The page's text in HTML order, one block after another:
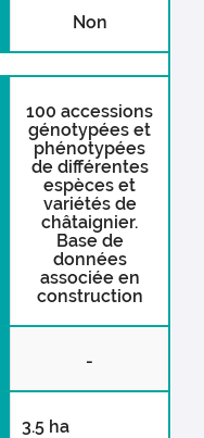
Non
100 accessions
génotypées et
phénotypées
de différentes
espèces et
variétés de
châtaignier.
Base de
données
associée en
construction
-
3.5 ha